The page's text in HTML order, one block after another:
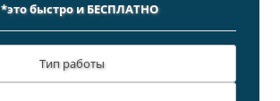
*это быстро и БЕСПЛАТНО
Тип работы